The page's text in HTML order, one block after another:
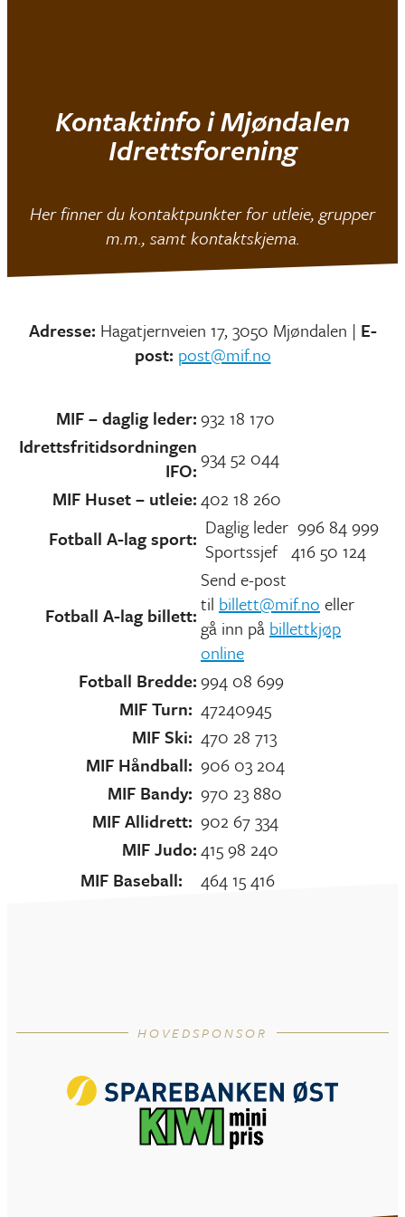
Kontaktinfo i Mjøndalen
Idrettsforening
Her finner du kontaktpunkter for utleie, grupper
m.m., samt kontaktskjema.
Adresse: Hagatjernveien 17, 3050 Mjøndalen | E-
post: post@mif.no
MIF – daglig leder:932 18 170
Idrettsfritidsordningen
IFO:
934 52 044
MIF Huset – utleie:402 18 260
Fotball A-lag sport: Daglig leder 996 84 999
Sportssjef 416 50 124
Fotball A-lag billett:
Send e-post
til billett@mif.no eller
gå inn på billettkjøp
online
Fotball Bredde:994 08 699
MIF Turn: 47240945
MIF Ski: 470 28 713
MIF Håndball: 906 03 204
MIF Bandy: 970 23 880
MIF Allidrett: 902 67 334
MIF Judo:415 98 240
MIF Baseball:
464 15 416
HOVEDSPONSOR